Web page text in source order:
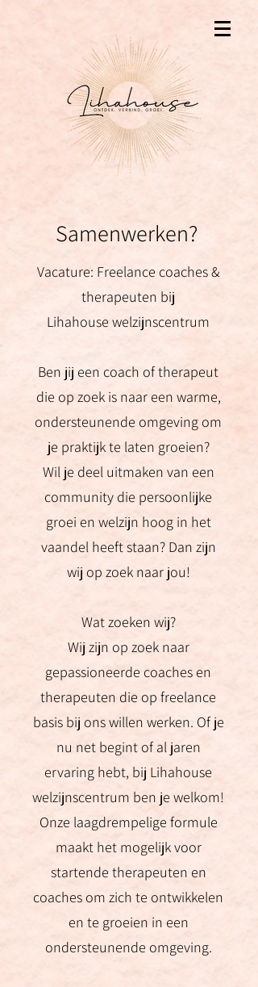
Samenwerken?
Vacature: Freelance coaches &
therapeuten bij
Lihahouse welzijnscentrum
Ben jij een coach of therapeut
die op zoek is naar een warme,
ondersteunende omgeving om
je praktijk te laten groeien?
Wil je deel uitmaken van een
community die persoonlijke
groei en welzijn hoog in het
vaandel heeft staan? Dan zijn
wij op zoek naar jou!
Wat zoeken wij?
Wij zijn op zoek naar
gepassioneerde coaches en
therapeuten die op freelance
basis bij ons willen werken. Of je
nu net begint of al jaren
ervaring hebt, bij Lihahouse
welzijnscentrum ben je welkom!
Onze laagdrempelige formule
maakt het mogelijk voor
startende therapeuten en
coaches om zich te ontwikkelen
en te groeien in een
ondersteunende omgeving.